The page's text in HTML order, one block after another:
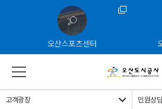
본문 바로가기
주메뉴 바로가기
하단 바로가기
오산스포츠센터
고객광장
민원상